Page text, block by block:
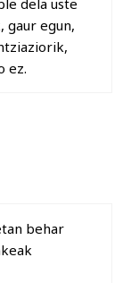
gaur egun,
ez.
behar